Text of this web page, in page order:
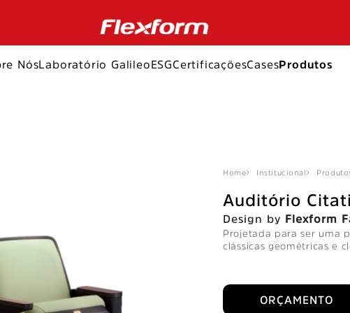
NósLaboratório GalileoESGCertificaçõesCasesProdutos
Home Institucional
Auditório
Design by Flexform
Projetada para ser uma
clássicas geométricas e
ORÇAMENTO